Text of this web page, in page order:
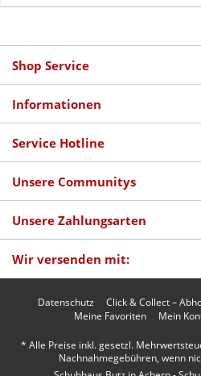
Shop Service
Informationen
Service Hotline
Unsere Communitys
Unsere Zahlungsarten
Wir versenden mit:
Datenschutz Click & Collect –
Meine Favoriten
Mein
* Alle Preise inkl. gesetzl.
Nachnahmegebühren, wenn